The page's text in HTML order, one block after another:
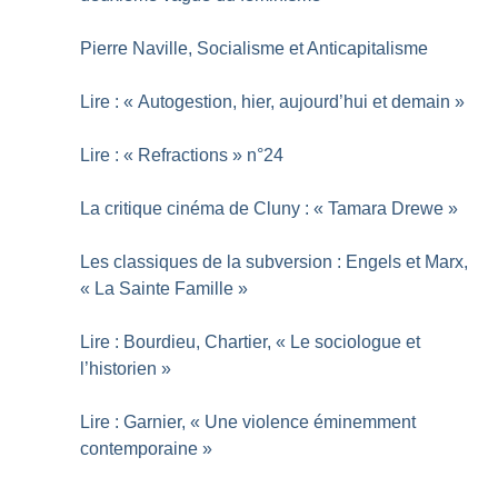
Pierre Naville, Socialisme et Anticapitalisme
Lire : « Autogestion, hier, aujourd’hui et demain »
Lire : « Refractions » n°24
La critique cinéma de Cluny : « Tamara Drewe »
Les classiques de la subversion : Engels et Marx,
« La Sainte Famille »
Lire : Bourdieu, Chartier, « Le sociologue et
l’historien »
Lire : Garnier, « Une violence éminemment
contemporaine »